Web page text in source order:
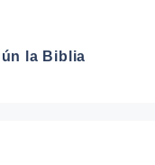
la Biblia